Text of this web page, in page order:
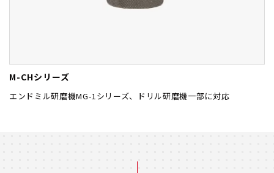
M-CHシリーズ
エンドミル研磨機MG-1シリーズ、ドリル研磨機一部に対応